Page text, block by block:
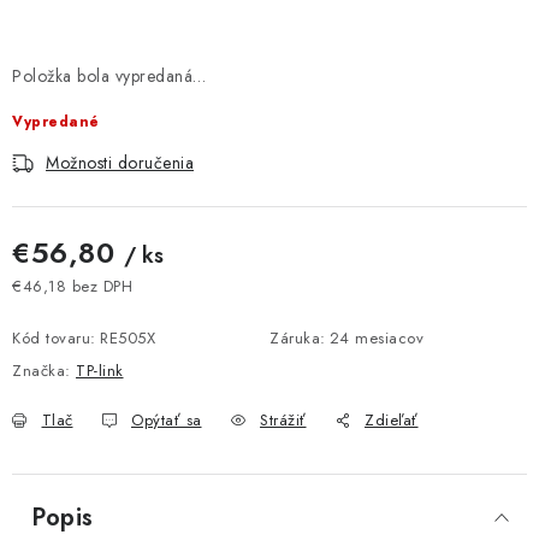
: OBĽÚBENÉ PRODUKTY
: TOP PRODUKTY
ZNAČKY
Moja objednávka
Položka bola vypredaná…
Vypredané
Možnosti doručenia
€56,80 / ks
€46,18 bez DPH
Kód tovaru: RE505X Záruka: 24 mesiacov
Značka: TP-link
Tlač Opýtať sa Strážiť Zdieľať
Popis